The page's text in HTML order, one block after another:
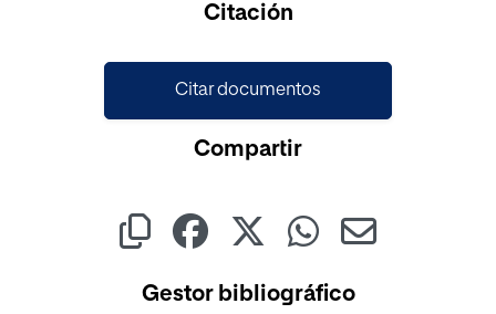
Citación
Citar documentos
Compartir
Gestor bibliográfico